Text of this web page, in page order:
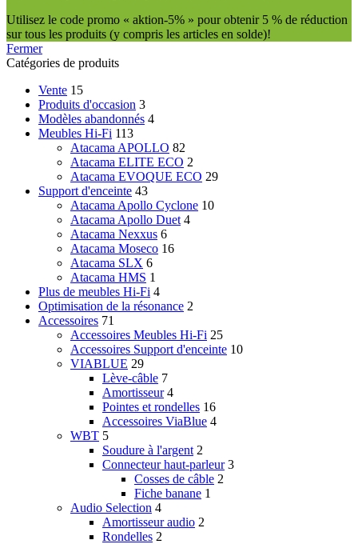
Utilisez le code promo « aktion-5% » pour obtenir 5 % de réduction
sur tous les produits (y compris les articles en solde)!
Fermer
Catégories de produits
Vente 15
Produits d'occasion 3
Modèles abandonnés 4
Meubles Hi-Fi 113
Atacama APOLLO 82
Atacama ELITE ECO 2
Atacama EVOQUE ECO 29
Support d'enceinte 43
Atacama Apollo Cyclone 10
Atacama Apollo Duet 4
Atacama Nexxus 6
Atacama Moseco 16
Atacama SLX 6
Atacama HMS 1
Plus de meubles Hi-Fi 4
Optimisation de la résonance 2
Accessoires 71
Accessoires Meubles Hi-Fi 25
Accessoires Support d'enceinte 10
VIABLUE 29
Lève-câble 7
Amortisseur 4
Pointes et rondelles 16
Accessoires ViaBlue 4
WBT 5
Soudure à l'argent 2
Connecteur haut-parleur 3
Cosses de câble 2
Fiche banane 1
Audio Selection 4
Amortisseur audio 2
Rondelles 2